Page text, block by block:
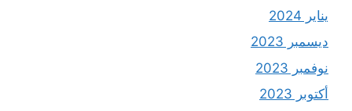
يناير 2024
ديسمبر 2023
نوفمبر 2023
أكتوبر 2023